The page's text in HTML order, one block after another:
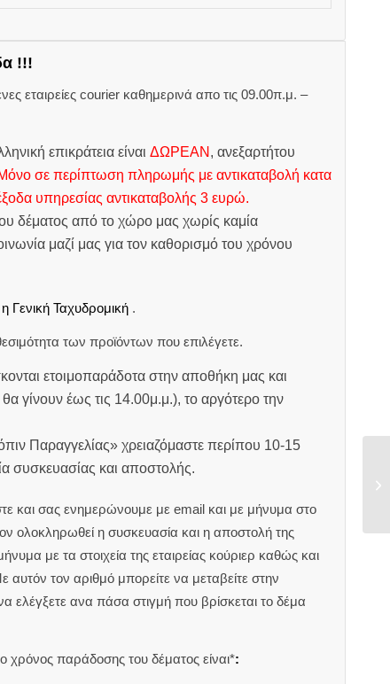
!!!
εταιρείες courier καθημερινά απο τις 09.00π.μ. –
επικράτεια είναι ΔΩΡΕΑΝ , ανεξαρτήτου
σε περίπτωση πληρωμής με αντικαταβολή κατα
υπηρεσίας αντικαταβολής 3 ευρώ.
δέματος από το χώρο μας χωρίς καμία
μαζί μας για τον καθορισμό του χρόνου
Γενική Ταχυδρομική.
των προϊόντων που επιλέγετε.
ετοιμοπαράδοτα στην αποθήκη μας και
γίνουν έως τις 14.00μ.μ.), το αργότερο την
Παραγγελίας» χρειαζόμαστε περίπου 10-15
συσκευασίας και αποστολής.
και σας ενημερώνουμε με email και με μήνυμα στο
ολοκληρωθεί η συσκευασία και η αποστολή της
με τα στοιχεία της εταιρείας κούριερ καθώς και
τον αριθμό μπορείτε να μεταβείτε στην
ελέγξετε ανα πάσα στιγμή που βρίσκεται το δέμα
παράδοσης του δέματος είναι*: